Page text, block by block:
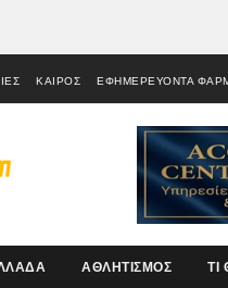
ΚΑΙΡΟΣ ΕΦΗΜΕΡΕΥΟΝΤΑ
ΑΘΛΗΤΙΣΜΟΣ